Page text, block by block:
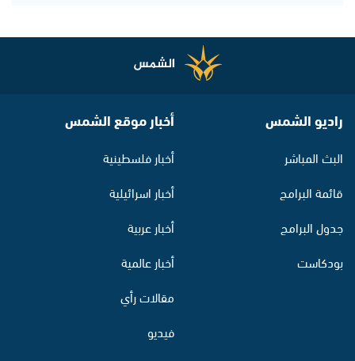
راديو الشمس
البث المباشر
قائمة البرامج
جدول البرامج
بودكاست
أخبار موقع الشمس
أخبار فلسطينية
أخبار اسرائيلية
أخبار عربية
أخبار عالمية
مقالات رأي
فيديو